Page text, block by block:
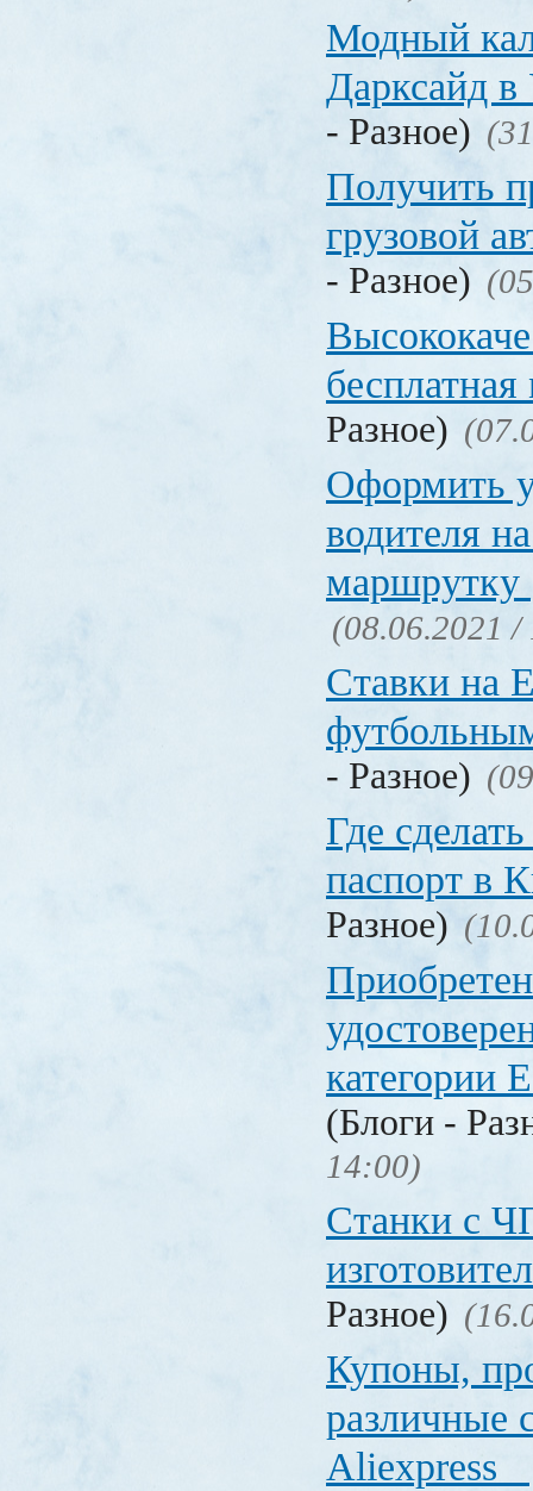
Модный
Дарксайд в
- Разное)
Получить
грузовой
- Разное)
Разное)
Оформить
водителя
маршрутку
(08.06.2021 /
Ставки на
- Разное)
Где
паспорт в
Разное)
категории
(Блоги -
14:00)
Станки с
Разное)
Купоны,
различные
Aliexpress